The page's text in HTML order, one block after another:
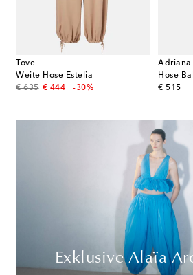
Tove
Weite Hose Estelia
€ 635
original price
€ 444
discount price
-30%
Adriana
Hose
€ 515
original
Exklusive Alaïa